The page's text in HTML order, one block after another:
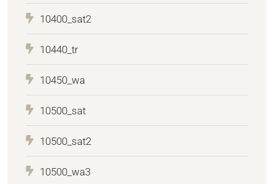
10400_sat2
10440_tr
10450_wa
10500_sat
10500_sat2
10500_wa3